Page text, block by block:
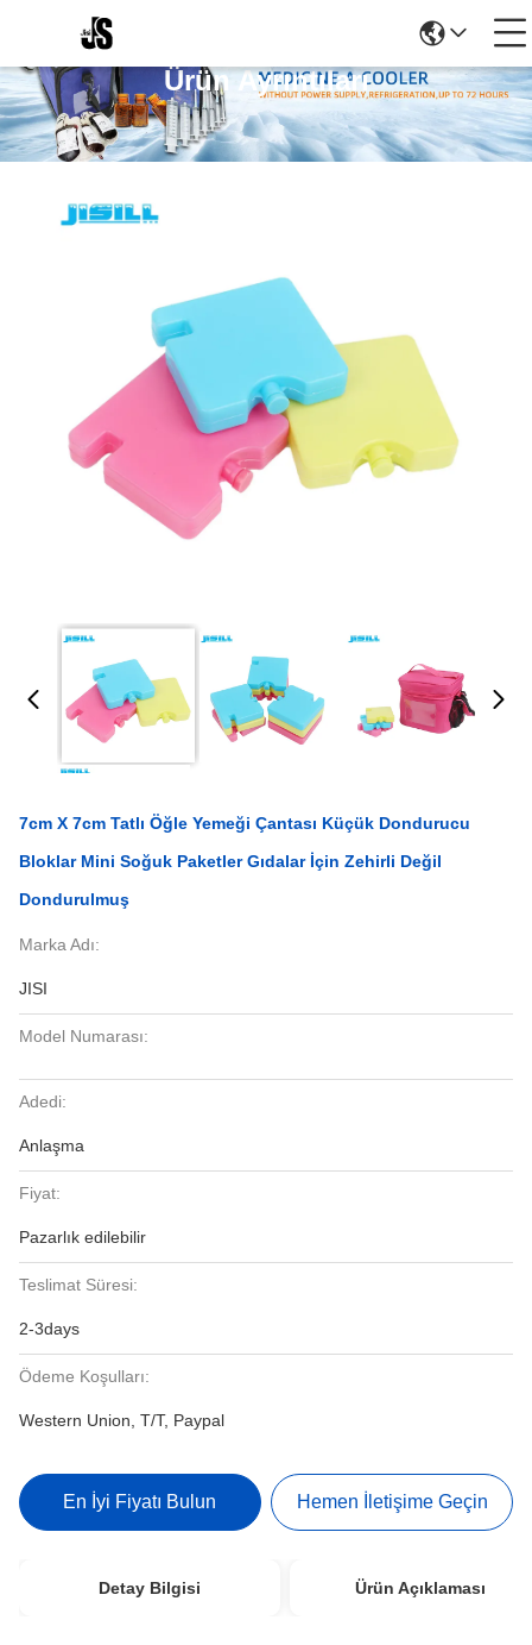
Ürün Ayrıntıları
7cm X 7cm Tatlı Öğle Yemeği Çantası Küçük Dondurucu
Bloklar Mini Soğuk Paketler Gıdalar İçin Zehirli Değil
Dondurulmuş
Marka Adı:
JISI
Model Numarası:
Adedi:
Anlaşma
Fiyat:
Pazarlık edilebilir
Teslimat Süresi:
2-3days
Ödeme Koşulları:
Western Union, T/T, Paypal
En İyi Fiyatı Bulun Hemen İletişime Geçin
Detay Bilgisi Ürün Açıklaması